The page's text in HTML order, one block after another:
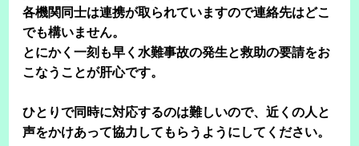
各機関同士は連携が取られていますので連絡先はどこ
でも構いません。
とにかく一刻も早く水難事故の発生と救助の要請をお
こなうことが肝心です。
ひとりで同時に対応するのは難しいので、近くの人と
声をかけあって協力してもらうようにしてください。